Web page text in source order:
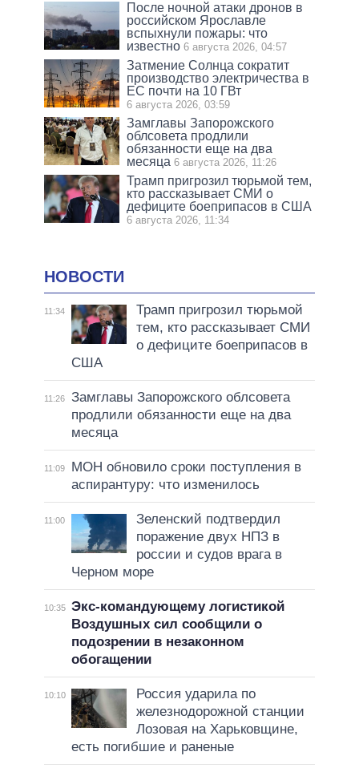
После ночной атаки дронов в
российском Ярославле
вспыхнули пожары: что
известно 6 августа 2026, 04:57
Затмение Солнца сократит
производство электричества в
ЕС почти на 10 ГВт
6 августа 2026, 03:59
Замглавы Запорожского
облсовета продлили
обязанности еще на два
месяца 6 августа 2026, 11:26
Трамп пригрозил тюрьмой тем,
кто рассказывает СМИ о
дефиците боеприпасов в США
6 августа 2026, 11:34
НОВОСТИ
11:34
Трамп пригрозил тюрьмой
тем, кто рассказывает СМИ
о дефиците боеприпасов в
США
11:26
Замглавы Запорожского облсовета
продлили обязанности еще на два
месяца
11:09
МОН обновило сроки поступления в
аспирантуру: что изменилось
11:00
Зеленский подтвердил
поражение двух НПЗ в
россии и судов врага в
Черном море
10:35 Экс-командующему логистикой
Воздушных сил сообщили о
подозрении в незаконном
обогащении
10:10
Россия ударила по
железнодорожной станции
Лозовая на Харьковщине,
есть погибшие и раненые